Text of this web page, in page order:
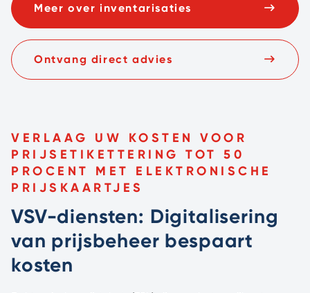
Meer over inventarisaties
Ontvang direct advies
VERLAAG UW KOSTEN VOOR
PRIJSETIKETTERING TOT 50
PROCENT MET ELEKTRONISCHE
PRIJSKAARTJES
VSV-diensten: Digitalisering
van prijsbeheer bespaart
kosten